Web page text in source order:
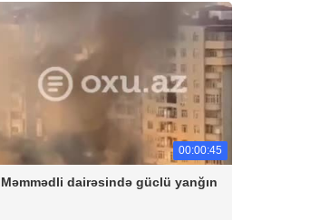
00:00:45
Məmmədli dairəsində güclü yanğın